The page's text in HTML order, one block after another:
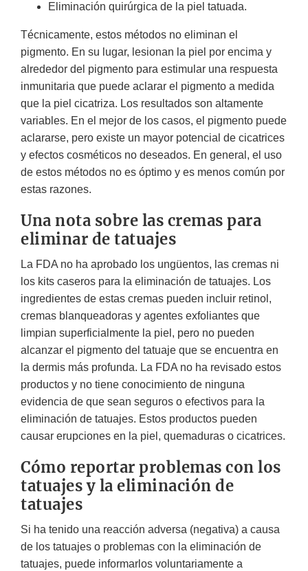
Eliminación quirúrgica de la piel tatuada.
Técnicamente, estos métodos no eliminan el
pigmento. En su lugar, lesionan la piel por encima y
alrededor del pigmento para estimular una respuesta
inmunitaria que puede aclarar el pigmento a medida
que la piel cicatriza. Los resultados son altamente
variables. En el mejor de los casos, el pigmento puede
aclararse, pero existe un mayor potencial de cicatrices
y efectos cosméticos no deseados. En general, el uso
de estos métodos no es óptimo y es menos común por
estas razones.
Una nota sobre las cremas para
eliminar de tatuajes
La FDA no ha aprobado los ungüentos, las cremas ni
los kits caseros para la eliminación de tatuajes. Los
ingredientes de estas cremas pueden incluir retinol,
cremas blanqueadoras y agentes exfoliantes que
limpian superficialmente la piel, pero no pueden
alcanzar el pigmento del tatuaje que se encuentra en
la dermis más profunda. La FDA no ha revisado estos
productos y no tiene conocimiento de ninguna
evidencia de que sean seguros o efectivos para la
eliminación de tatuajes. Estos productos pueden
causar erupciones en la piel, quemaduras o cicatrices.
Cómo reportar problemas con los
tatuajes y la eliminación de
tatuajes
Si ha tenido una reacción adversa (negativa) a causa
de los tatuajes o problemas con la eliminación de
tatuajes, puede informarlos voluntariamente a